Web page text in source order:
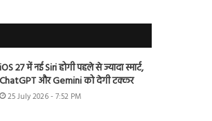
iOS 27 में नई Siri होगी पहले से ज्यादा स्मार्ट,
ChatGPT और Gemini को देगी टक्कर
25 July 2026 - 7:52 PM